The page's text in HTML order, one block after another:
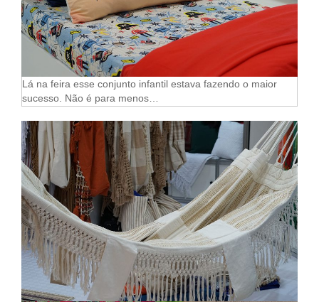
Lá na feira esse conjunto infantil estava fazendo o maior
sucesso. Não é para menos…